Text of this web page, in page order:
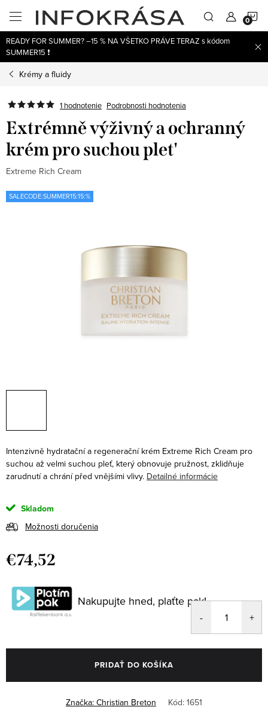
obsah
READY FOR SUMMER? –15 % NA VŠETKO PRÁVE TERAZ s kódom
SUMMER15 ❗
Krémy a fluidy
1 hodnotenie Podrobnosti hodnotenia
Extrémně výživný a ochranný
krém pro suchou plet'
Extreme Rich Cream
SALECODE:SUMMER15:15:%
Intenzivně hydratační a regenerační krém Extreme Rich Cream pro
suchou až velmi suchou pleť, který obnovuje pružnost, zklidňuje
zarudnutí a chrání před vnějšími vlivy. Detailné informácie
Skladom
Možnosti doručenia
€74,52
cena:
Nakupujte hned, plaťte pak!
PRIDAŤ DO KOŠÍKA
Značka: Christian Breton Kód: 1651